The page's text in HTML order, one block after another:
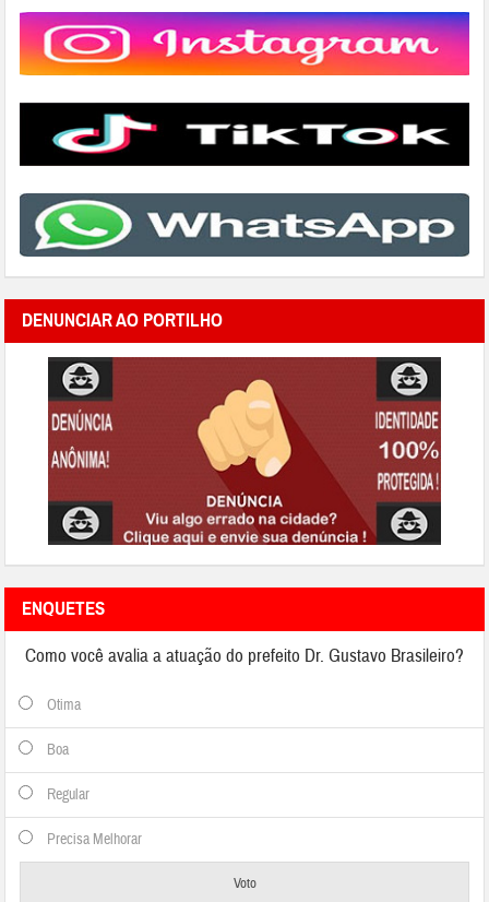
DENUNCIAR AO PORTILHO
ENQUETES
Como você avalia a atuação do prefeito Dr. Gustavo Brasileiro?
Otima
Boa
Regular
Precisa Melhorar